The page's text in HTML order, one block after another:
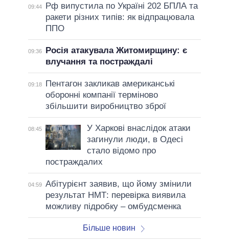
09:44
Рф випустила по Україні 202 БПЛА та
ракети різних типів: як відпрацювала
ППО
09:36
Росія атакувала Житомирщину: є
влучання та постраждалі
09:18
Пентагон закликав американські
оборонні компанії терміново
збільшити виробництво зброї
08:45
У Харкові внаслідок атаки
загинули люди, в Одесі
стало відомо про
постраждалих
04:59 Абітурієнт заявив, що йому змінили
результат НМТ: перевірка виявила
можливу підробку – омбудсменка
Більше новин